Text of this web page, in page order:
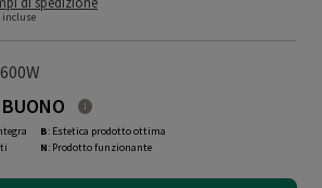
incluse
B: Estetica prodotto ottima
N: Prodotto funzionante